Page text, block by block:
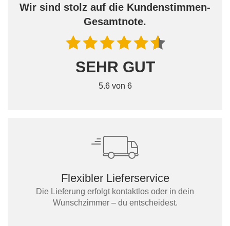
Wir sind stolz auf die Kundenstimmen-
Gesamtnote.
SEHR GUT
5.6 von 6
Flexibler Lieferservice
Die Lieferung erfolgt kontaktlos oder in dein
Wunschzimmer – du entscheidest.